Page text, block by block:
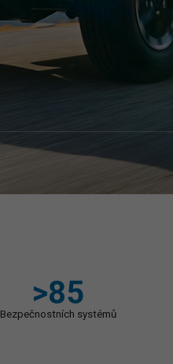
>85
Bezpečnostních systémů